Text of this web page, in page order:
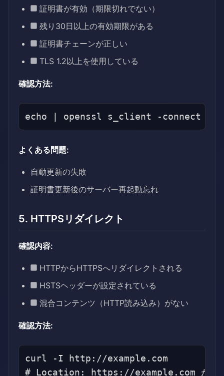
証明書が有効（期限切れでない）
残り30日以上の有効期限がある
証明書チェーンが正しい
TLS 1.2以上を使用している
確認方法:
よくある問題:
自動更新の失敗
証明書更新後のサーバー再起動忘れ
5. HTTPSリダイレクト
確認内容:
HTTPからHTTPSへリダイレクトされる
HSTSヘッダーが設定されている
混合コンテンツ（HTTP読み込み）がない
確認方法:
curl -I http://example.com